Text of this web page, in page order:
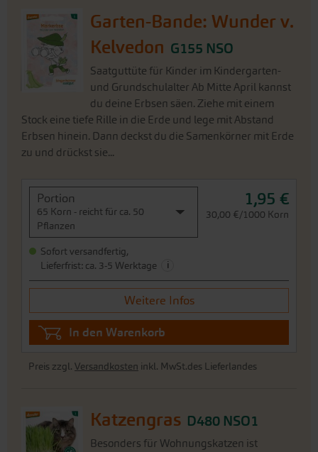
Garten-Bande: Wunder v.
Kelvedon G155 NSO
Saatguttüte für Kinder im Kindergarten-
und Grundschulalter Ab Mitte April kannst
du deine Erbsen säen. Ziehe mit einem
Stock eine tiefe Rille in die Erde und lege mit Abstand
Erbsen hinein. Dann deckst du die Samenkörner mit Erde
zu und drückst sie...
Portion
65 Korn - reicht für ca. 50
Pflanzen
1,95 €
30,00 €/1000 Korn
Sofort versandfertig,
Lieferfrist: ca. 3-5 Werktage
i
Weitere Infos
In den Warenkorb
Preis zzgl. Versandkosten inkl. MwSt.des Lieferlandes
Katzengras D480 NSO1
Besonders für Wohnungskatzen ist